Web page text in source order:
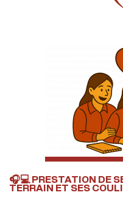
🎧💻 PRESTATION DE
TERRAIN ET SES